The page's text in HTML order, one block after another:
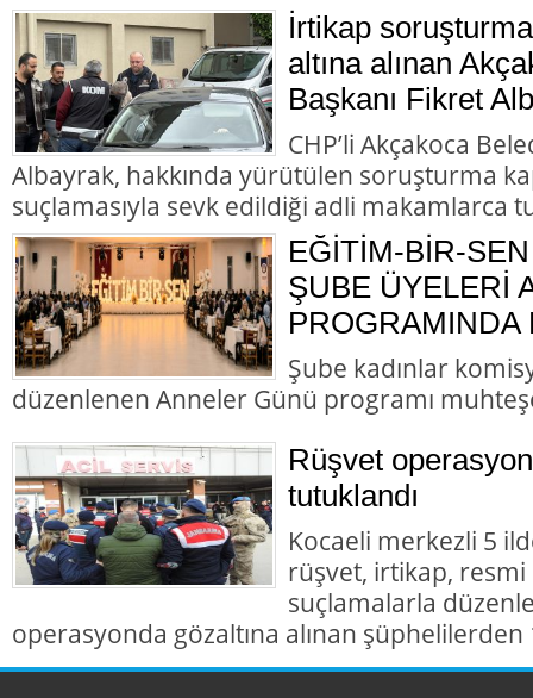
İrtikap
altına alınan
Başkanı Fikret
CHP’li Akçakoca
Albayrak, hakkında yürütülen soruşturma
suçlamasıyla sevk edildiği adli makamlarca
EĞİTİM-BİR-
ŞUBE ÜYELERİ
PROGRAMINDA
Şube kadınlar
düzenlenen Anneler Günü programı
Rüşvet
tutuklandı
Kocaeli merkezli 5
rüşvet, irtikap,
suçlamalarla
operasyonda gözaltına alınan